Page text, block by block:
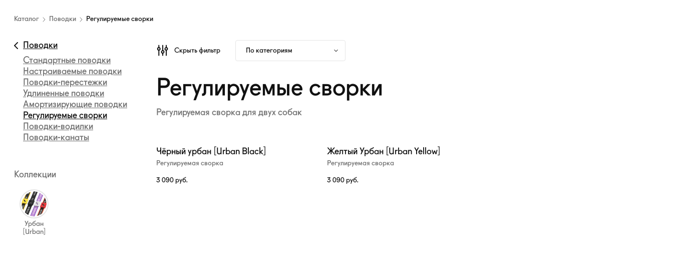
амуниции
Регулируемые
сворки
Каталог Поводки Регулируемые сворки
Поводки
Стандартные поводки
Настраиваемые поводки
Поводки-перестежки
Удлиненные поводки
Амортизирующие поводки
Регулируемые сворки
Поводки-водилки
Поводки-канаты
Коллекции
Урбан
[Urban]
Скрыть фильтр По категориям
Регулируемые сворки
Регулируемая сворка для двух собак
Чёрный урбан [Urban Black]
Регулируемая сворка
3 090 руб.
Желтый Урбан [Urban Yellow]
Регулируемая сворка
3 090руб.